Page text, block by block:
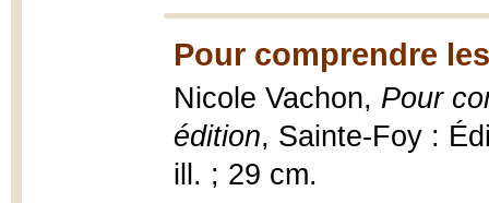
Pour comprendre
Nicole Vachon, Pour
édition, Sainte-Foy :
ill. ; 29 cm.